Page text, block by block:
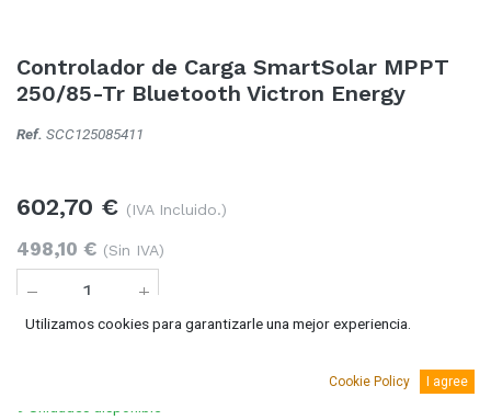
Controlador de Carga SmartSolar MPPT
250/85-Tr Bluetooth Victron Energy
Ref. SCC125085411
602,70 € (IVA Incluido.)
498,10 € (Sin IVA)
Utilizamos cookies para garantizarle una mejor experiencia.
Cookie Policy I agree